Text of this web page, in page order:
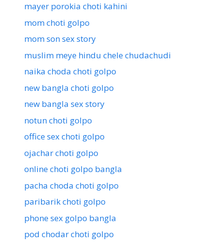
mayer porokia choti kahini
mom choti golpo
mom son sex story
muslim meye hindu chele chudachudi
naika choda choti golpo
new bangla choti golpo
new bangla sex story
notun choti golpo
office sex choti golpo
ojachar choti golpo
online choti golpo bangla
pacha choda choti golpo
paribarik choti golpo
phone sex golpo bangla
pod chodar choti golpo